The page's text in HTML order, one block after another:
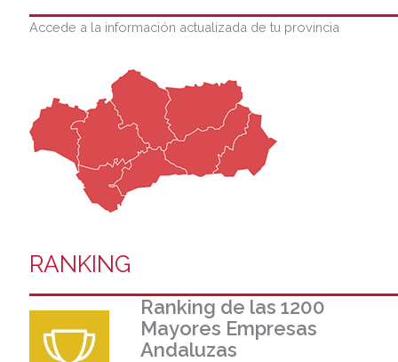
Accede a la información actualizada de tu provincia
RANKING
Ranking de las 1200
Mayores Empresas
Andaluzas